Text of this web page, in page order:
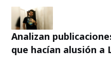
Analizan
que hacían alusión a